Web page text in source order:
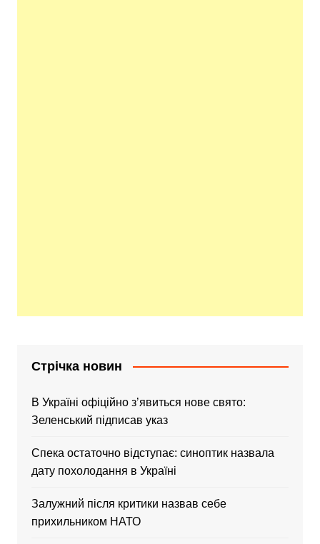
Стрічка новин
В Україні офіційно зʼявиться нове свято:
Зеленський підписав указ
Спека остаточно відступає: синоптик назвала
дату похолодання в Україні
Залужний після критики назвав себе
прихильником НАТО